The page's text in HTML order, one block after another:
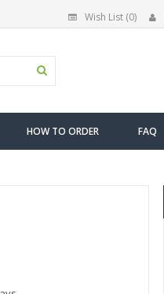
Wish List (0)
HOW TO ORDER FAQ